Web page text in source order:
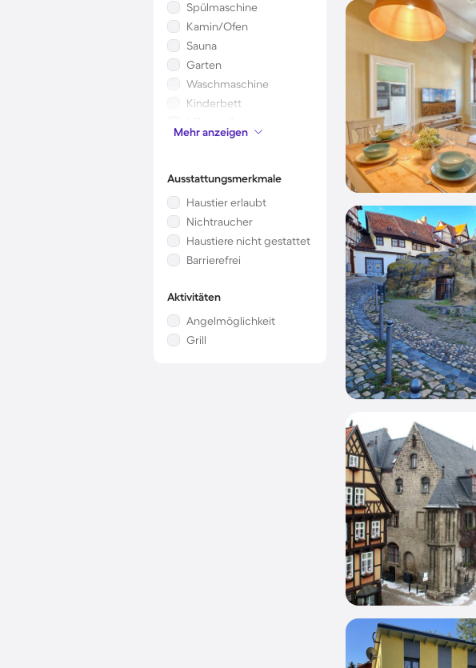
Spülmaschine
Kamin/Ofen
Sauna
Garten
Waschmaschine
Kinderbett
Mikrowelle
Klimaanlage
Mehr anzeigen
Ausstattungsmerkmale
Haustier erlaubt
Nichtraucher
Haustiere nicht gestattet
Barrierefrei
Aktivitäten
Angelmöglichkeit
Grill